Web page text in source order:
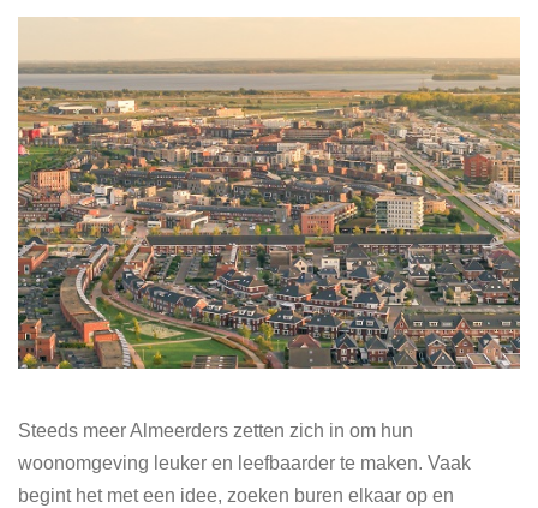
Steeds meer Almeerders zetten zich in om hun
woonomgeving leuker en leefbaarder te maken. Vaak
begint het met een idee, zoeken buren elkaar op en